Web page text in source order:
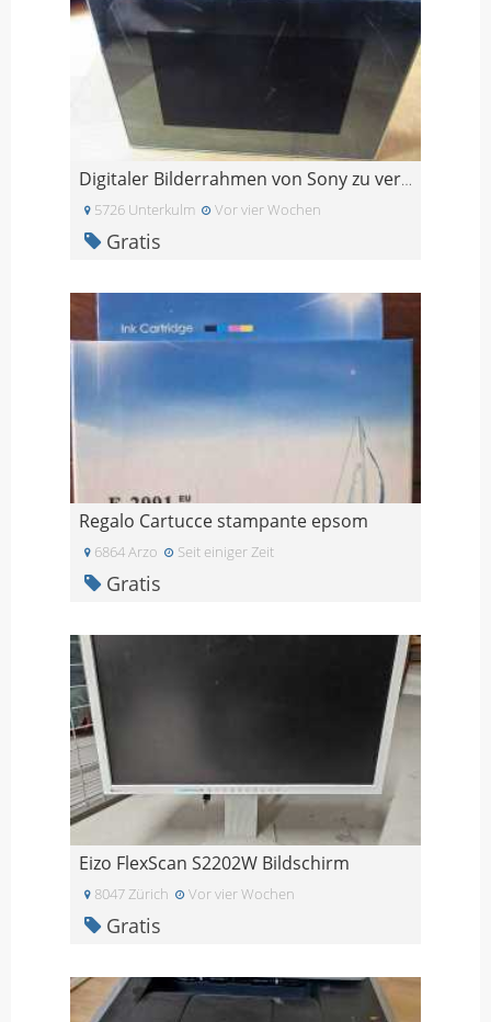
Digitaler Bilderrahmen von Sony zu verschenken
5726 Unterkulm Vor vier Wochen
Gratis
Regalo Cartucce stampante epsom
6864 Arzo Seit einiger Zeit
Gratis
Eizo FlexScan S2202W Bildschirm
8047 Zürich Vor vier Wochen
Gratis